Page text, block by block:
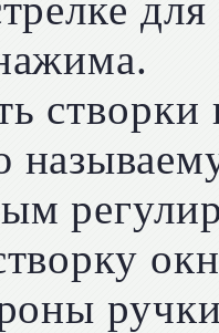
створки